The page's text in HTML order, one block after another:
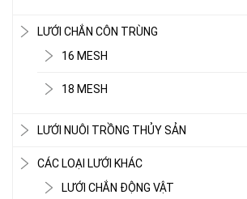
LƯỚI CHẮN CÔN TRÙNG
16 MESH
18 MESH
LƯỚI NUÔI TRỒNG THỦY SẢN
CÁC LOẠI LƯỚI KHÁC
LƯỚI CHẮN ĐỘNG VẬT